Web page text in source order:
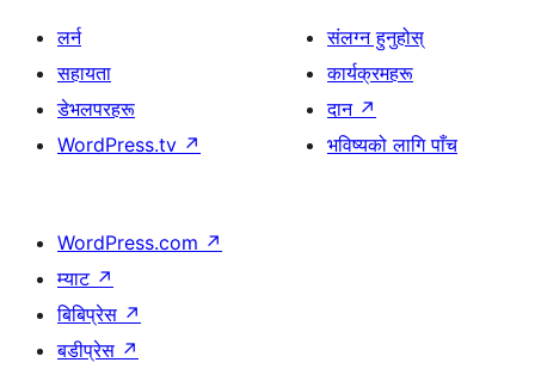
लर्न
सहायता
डेभलपरहरू
WordPress.tv ↗
संलग्न हुनुहोस्
कार्यक्रमहरू
दान ↗
भविष्यको लागि पाँच
WordPress.com ↗
म्याट ↗
बिबिप्रेस ↗
बडीप्रेस ↗